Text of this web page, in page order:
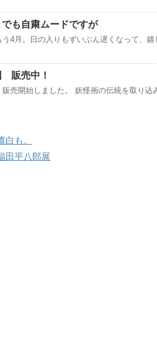
も自粛ムードですが
う4月。日の入りもずいぶん遅くなって、
販売中！
売開始しました。 妖怪画の伝統を取り込
白も。
田平八郎展